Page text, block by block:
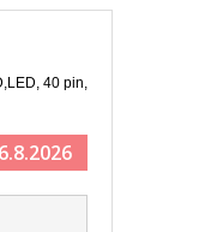
40 pin,